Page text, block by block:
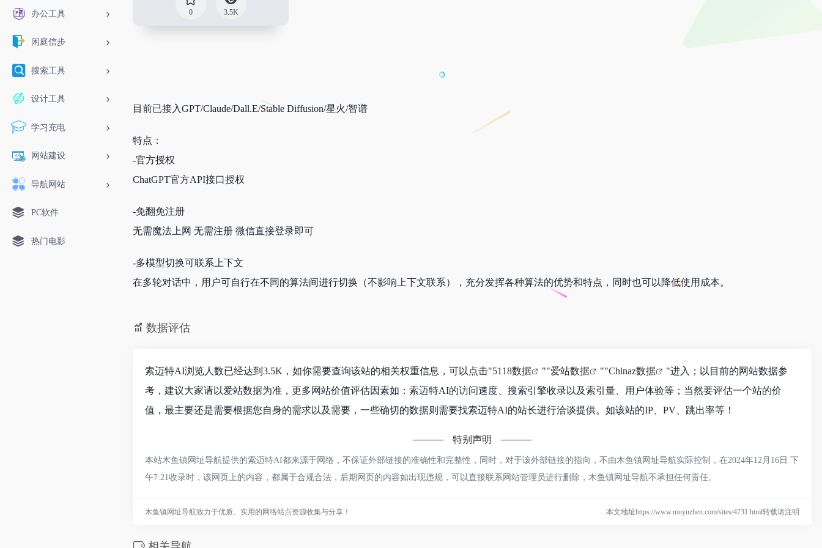
办公工具
闲庭信步
搜索工具
设计工具
学习充电
网站建设
导航网站
PC软件
热门电影
0 3.5K
目前已接入GPT/Claude/Dall.E/Stable Diffusion/星火/智谱
特点：
-官方授权
ChatGPT官方API接口授权
-免翻免注册
无需魔法上网 无需注册 微信直接登录即可
-多模型切换可联系上下文
在多轮对话中，用户可自行在不同的算法间进行切换（不影响上下文联系），充分发挥各种算法的优势和特点，同时也可以降低使用成本。
数据评估
索迈特AI浏览人数已经达到3.5K，如你需要查询该站的相关权重信息，可以点击"5118数据 ""爱站数据 ""Chinaz数据
"进入；以目前的网站数据参
考，建议大家请以爱站数据为准，更多网站价值评估因素如：索迈特AI的访问速度、搜索引擎收录以及索引量、用户体验等；当然要评估一个站的价
值，最主要还是需要根据您自身的需求以及需要，一些确切的数据则需要找索迈特AI的站长进行洽谈提供。如该站的IP、PV、跳出率等！
特别声明
本站木鱼镇网址导航提供的索迈特AI都来源于网络，不保证外部链接的准确性和完整性，同时，对于该外部链接的指向，不由木鱼镇网址导航实际控制，在2024年12月16日 下
午7:21收录时，该网页上的内容，都属于合规合法，后期网页的内容如出现违规，可以直接联系网站管理员进行删除，木鱼镇网址导航不承担任何责任。
木鱼镇网址导航致力于优质、实用的网络站点资源收集与分享！ 本文地址https://www.muyuzhen.com/sites/4731.html转载请注明